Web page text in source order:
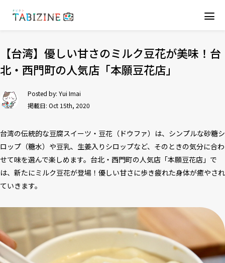
【台湾】優しい甘さのミルク豆花が美味！台
北・西門町の人気店「本願豆花店」
Posted by: Yui Imai
掲載日: Oct 15th, 2020
台湾の伝統的な豆腐スイーツ・豆花（ドウファ）は、シンプルな砂糖シ
ロップ（糖水）や豆乳、生姜入りシロップなど、そのときの気分に合わ
せて味を選んで楽しめます。台北・西門町の人気店「本願豆花店」で
は、新たにミルク豆花が登場！優しい甘さに歩き疲れた身体が癒やされ
ていきます。